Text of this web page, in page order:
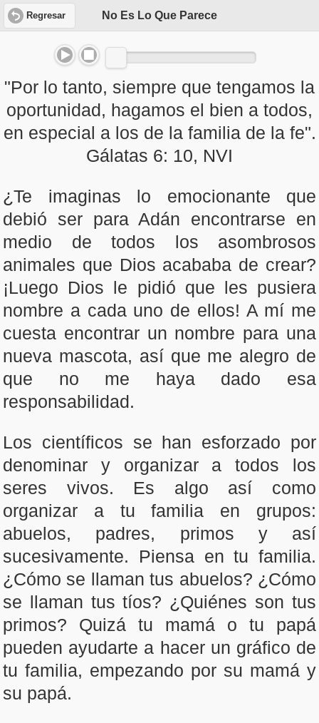
Regresar No Es Lo Que Parece
"Por lo tanto, siempre que tengamos la
oportunidad, hagamos el bien a todos,
en especial a los de la familia de la fe".
Gálatas 6: 10, NVI
¿Te imaginas lo emocionante que
debió ser para Adán encontrarse en
medio de todos los asombrosos
animales que Dios acababa de crear?
¡Luego Dios le pidió que les pusiera
nombre a cada uno de ellos! A mí me
cuesta encontrar un nombre para una
nueva mascota, así que me alegro de
que no me haya dado esa
responsabilidad.
Los científicos se han esforzado por
denominar y organizar a todos los
seres vivos. Es algo así como
organizar a tu familia en grupos:
abuelos, padres, primos y así
sucesivamente. Piensa en tu familia.
¿Cómo se llaman tus abuelos? ¿Cómo
se llaman tus tíos? ¿Quiénes son tus
primos? Quizá tu mamá o tu papá
pueden ayudarte a hacer un gráfico de
tu familia, empezando por su mamá y
su papá.